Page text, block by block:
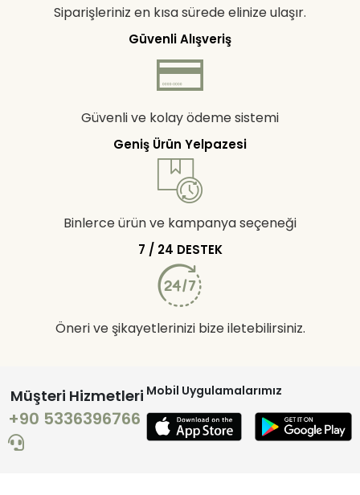
Siparişleriniz en kısa sürede elinize ulaşır.
Güvenli Alışveriş
Güvenli ve kolay ödeme sistemi
Geniş Ürün Yelpazesi
Binlerce ürün ve kampanya seçeneği
7 / 24 DESTEK
Öneri ve şikayetlerinizi bize iletebilirsiniz.
Müşteri Hizmetleri
+90 5336396766
Mobil Uygulamalarımız